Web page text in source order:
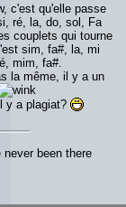
c'est qu'elle passe
ré, la, do, sol, Fa
couplets qui tourne
sim, fa#, la, mi
mim, fa#.
la même, il y a un
y a plagiat?
been there